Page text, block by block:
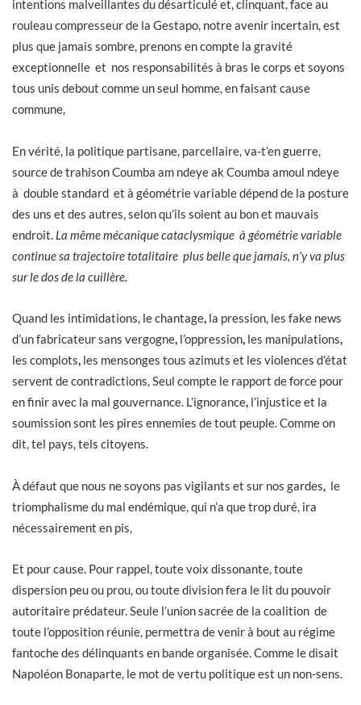
intentions malveillantes du désarticulé et, clinquant, face au
rouleau compresseur de la Gestapo, notre avenir incertain, est
plus que jamais sombre, prenons en compte la gravité
exceptionnelle et nos responsabilités à bras le corps et soyons
tous unis debout comme un seul homme, en faisant cause
commune,
En vérité, la politique partisane, parcellaire, va-t’en guerre,
source de trahison Coumba am ndeye ak Coumba amoul ndeye
à double standard et à géométrie variable dépend de la posture
des uns et des autres, selon qu’ils soient au bon et mauvais
endroit. La même mécanique cataclysmique à géométrie variable
continue sa trajectoire totalitaire plus belle que jamais, n’y va plus
sur le dos de la cuillère.
Quand les intimidations, le chantage, la pression, les fake news
d’un fabricateur sans vergogne, l’oppression, les manipulations,
les complots, les mensonges tous azimuts et les violences d’état
servent de contradictions, Seul compte le rapport de force pour
en finir avec la mal gouvernance. L’ignorance, l’injustice et la
soumission sont les pires ennemies de tout peuple. Comme on
dit, tel pays, tels citoyens.
À défaut que nous ne soyons pas vigilants et sur nos gardes, le
triomphalisme du mal endémique, qui n’a que trop duré, ira
nécessairement en pis,
Et pour cause. Pour rappel, toute voix dissonante, toute
dispersion peu ou prou, ou toute division fera le lit du pouvoir
autoritaire prédateur. Seule l’union sacrée de la coalition de
toute l’opposition réunie, permettra de venir à bout au régime
fantoche des délinquants en bande organisée. Comme le disait
Napoléon Bonaparte, le mot de vertu politique est un non-sens.